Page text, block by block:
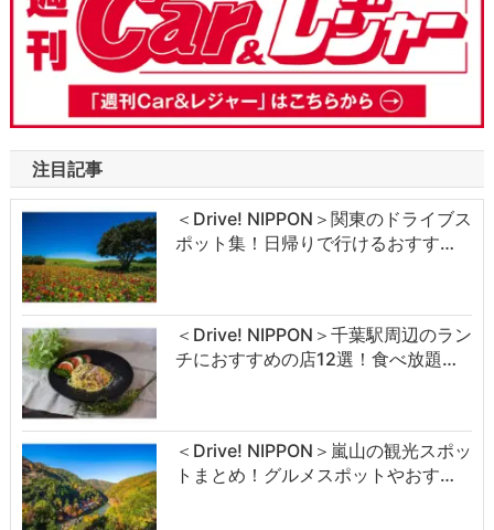
注目記事
＜Drive! NIPPON＞関東のドライブス
ポット集！日帰りで行けるおすす…
＜Drive! NIPPON＞千葉駅周辺のラン
チにおすすめの店12選！食べ放題…
＜Drive! NIPPON＞嵐山の観光スポッ
トまとめ！グルメスポットやおす…